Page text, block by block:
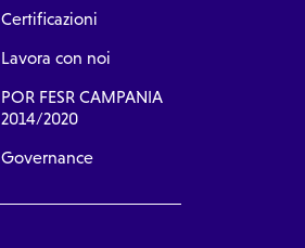
Certificazioni
Lavora con noi
POR FESR CAMPANIA
2014/2020
Governance